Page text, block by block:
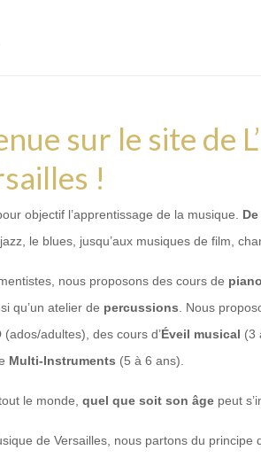
sur le site de
!
objectif l’apprentissage de la musique.
le blues, jusqu’aux musiques de film,
nous proposons des cours de piano
qu’un atelier de percussions . Nous
(ados/adultes), des cours d’Éveil musical (3
Multi-Instruments (5 à 6 ans).
le monde, quel que soit son âge peut
de Versailles, nous partons du principe